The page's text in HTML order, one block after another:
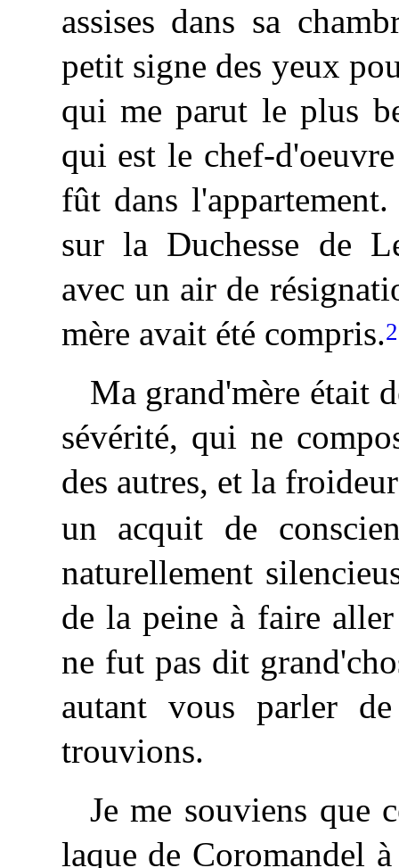
assises dans sa
petit signe des yeux
qui me parut le plus
qui est le chef-
fût dans
sur la Duchesse de
avec un air de
mère avait été compris.2
Ma grand'mère était
sévérité, qui ne
des autres, et la
un acquit de
naturellement
de la peine à faire
ne fut pas dit
autant vous parler
trouvions.
Je me souviens que
laque de Coromandel